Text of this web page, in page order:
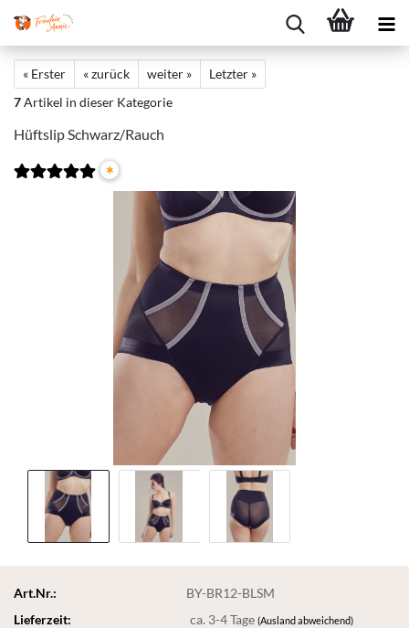
« Erster « zurück weiter »
Letzter »
7Artikel in dieser Kategorie
Hüftslip Schwarz/Rauch
*
Art.Nr.:
BY-BR12-BLSM
Lieferzeit:
ca. 3-4 Tage(Ausland abweichend)